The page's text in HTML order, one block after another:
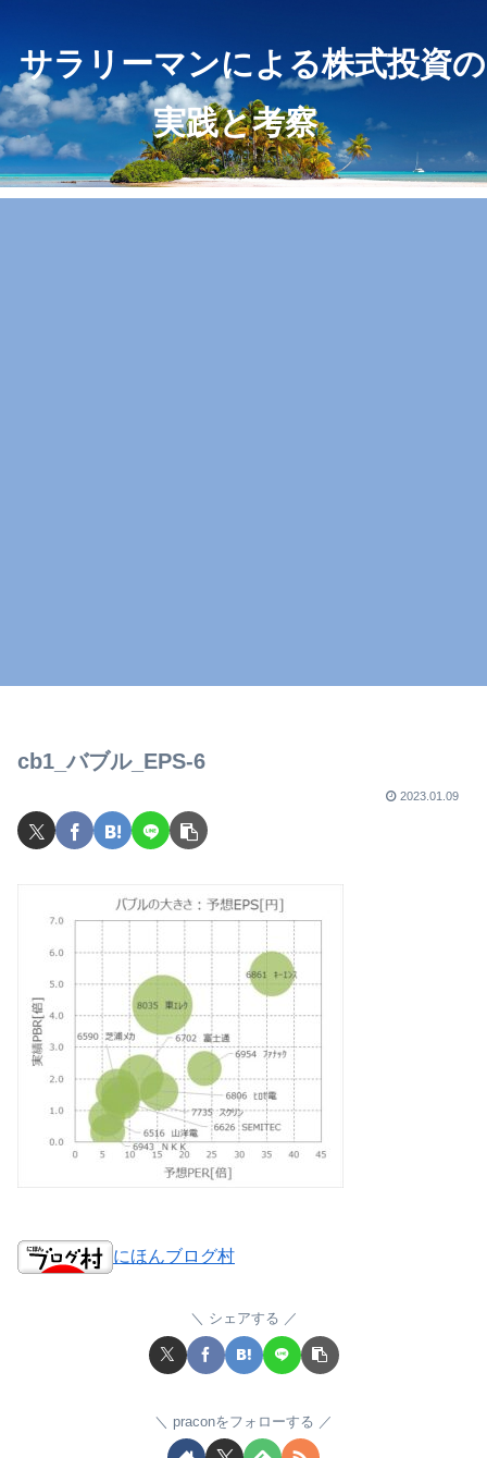
サラリーマンによる株式投資の
実践と考察
cb1_バブル_EPS-6
2023.01.09
にほんブログ村
シェアする
praconをフォローする